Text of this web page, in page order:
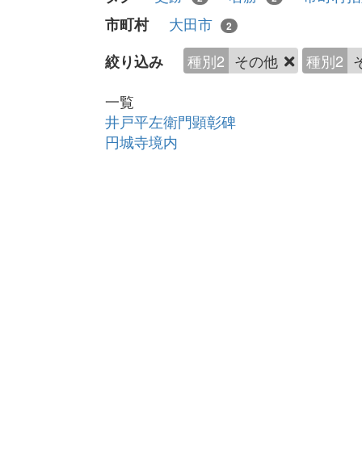
市町村
大田市 2
絞り込み 種別2 その他 種別2
一覧
井戸平左衛門顕彰碑
円城寺境内